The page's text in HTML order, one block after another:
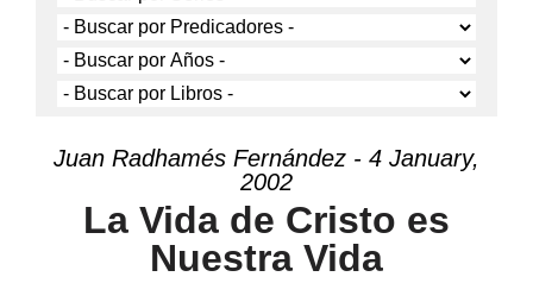
Juan Radhamés Fernández - 4 January,
2002
La Vida de Cristo es
Nuestra Vida